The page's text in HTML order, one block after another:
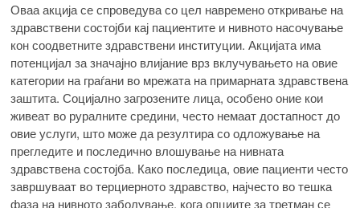
Оваа акција се спроведува со цел навремено откривање на
здравствени состојби кај пациентите и нивното насочување
кон соодветните здравствени институции. Акцијата има
потенцијал за значајно влијание врз вклучувањето на овие
категории на граѓани во мрежата на примарната здравствена
заштита. Социјално загрозените лица, особено оние кои
живеат во руралните средини, често немаат достапност до
овие услуги, што може да резултира со одложување на
прегледите и последично влошување на нивната
здравствена состојба. Како последица, овие пациенти често
завршуваат во терциерното здравство, најчесто во тешка
фаза на нивното заболување, кога опциите за третман се